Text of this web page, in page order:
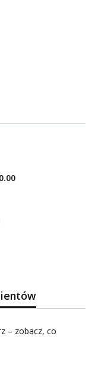
0.00
– zobacz, co